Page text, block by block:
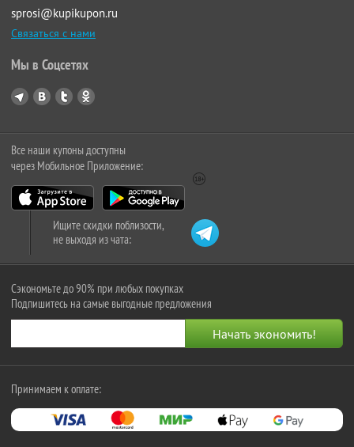
sprosi@kupikupon.ru
Связаться с нами
Мы в Соцсетях
Все наши купоны доступны
через Мобильное Приложение:
Ищите скидки поблизости,
не выходя из чата:
Сэкономьте до 90% при любых покупках
Подпишитесь на самые выгодные предложения
Принимаем к оплате: